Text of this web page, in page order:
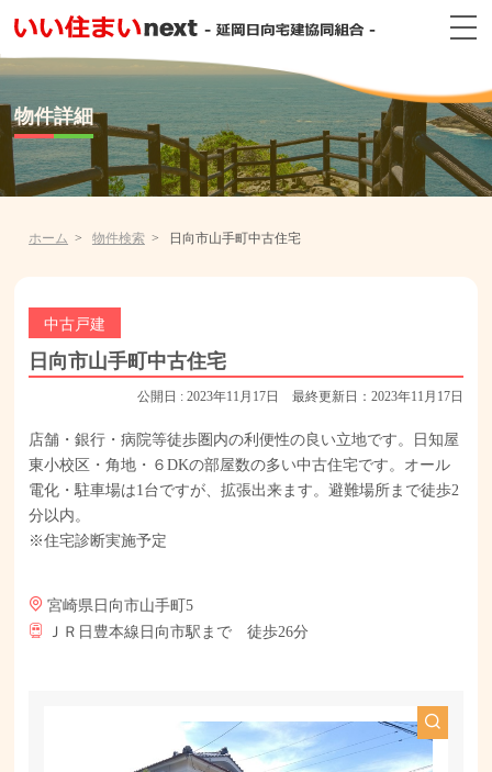
物件詳細
ホーム 物件検索 日向市山手町中古住宅
中古戸建
日向市山手町中古住宅
公開日 : 2023年11月17日 最終更新日：2023年11月17日
店舗・銀行・病院等徒歩圏内の利便性の良い立地です。日知屋
東小校区・角地・６DKの部屋数の多い中古住宅です。オール
電化・駐車場は1台ですが、拡張出来ます。避難場所まで徒歩2
分以内。
※住宅診断実施予定
宮崎県日向市山手町5
ＪＲ日豊本線日向市駅まで 徒歩26分